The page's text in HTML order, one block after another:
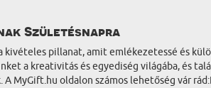
Születésnapra
kivételes pillanat, amit emlékezetessé és
a kreativitás és egyediség világába, és
A MyGift.hu oldalon számos lehetőség vár